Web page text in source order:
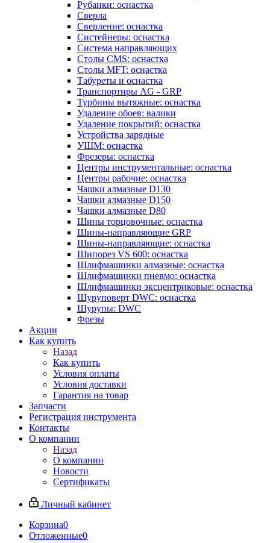
Рубанки: оснастка
Сверла
Сверление: оснастка
Систейнеры: оснастка
Система направляющих
Столы CMS: оснастка
Столы MFT: оснастка
Табуреты и оснастка
Транспортиры AG - GRP
Турбины вытяжные: оснастка
Удаление обоев: валики
Удаление покрытий: оснастка
Устройства зарядные
УШМ: оснастка
Фрезеры: оснастка
Центры инструментальные: оснастка
Центры рабочие: оснастка
Чашки алмазные D130
Чашки алмазные D150
Чашки алмазные D80
Шины торцовочные: оснастка
Шины-направляющие GRP
Шины-направляющие: оснастка
Шипорез VS 600: оснастка
Шлифмашинки алмазные: оснастка
Шлифмашинки пневмо: оснастка
Шлифмашинки эксцентриковые: оснастка
Шуруповерт DWC: оснастка
Шурупы: DWC
Фрезы
Акции
Как купить
Назад
Как купить
Условия оплаты
Условия доставки
Гарантия на товар
Запчасти
Регистрация инструмента
Контакты
О компании
Назад
О компании
Новости
Сертификаты
Личный кабинет
Корзина0
Отложенные0